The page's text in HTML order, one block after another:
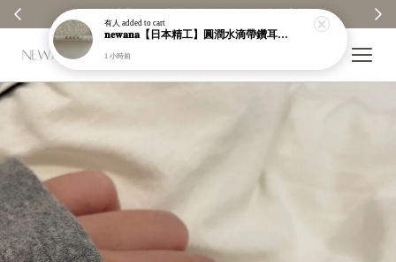
費每100元贈1元回饋金｜回饋無上限 ✨ 【分享購物評
有人 added to cart
𝐧𝐞𝐰𝐚𝐧𝐚【日本精工】圓潤水滴帶鑽耳環｜耳針｜高保色｜純銀｜鍍玫瑰金｜現貨＋預購【n989】
1 小時前